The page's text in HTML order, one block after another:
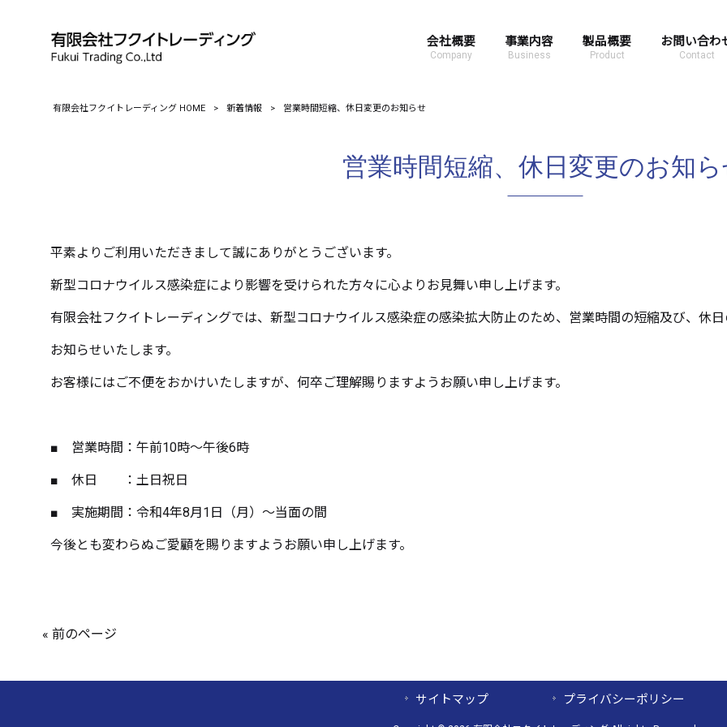
会社概要
Company
事業内容
Business
製品概要
Product
お問い合わ
Contact
有限会社フクイトレーディング HOME > 新着情報 > 営業時間短縮、休日変更のお知らせ
営業時間短縮、休日変更のお知
平素よりご利用いただきまして誠にありがとうございます。
新型コロナウイルス感染症により影響を受けられた方々に心よりお見舞い申し上げます。
有限会社フクイトレーディングでは、新型コロナウイルス感染症の感染拡大防止のため、営業時間の短縮及び、休
お知らせいたします。
お客様にはご不便をおかけいたしますが、何卒ご理解賜りますようお願い申し上げます。
■ 営業時間：午前10時～午後6時
■ 休日 ：土日祝日
■ 実施期間：令和4年8月1日（月）～当面の間
今後とも変わらぬご愛顧を賜りますようお願い申し上げます。
« 前のページ
サイトマップ プライバシーポリシー